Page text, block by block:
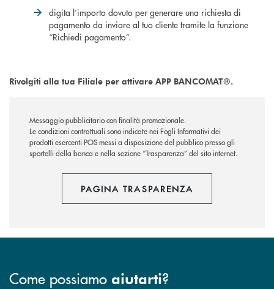
digita l’importo dovuto per generare una richiesta di
pagamento da inviare al tuo cliente tramite la funzione
“Richiedi pagamento”.
Rivolgiti alla tua Filiale per attivare APP BANCOMAT®.
Messaggio pubblicitario con finalità promozionale.
Le condizioni contrattuali sono indicate nei Fogli Informativi dei
prodotti esercenti POS messi a disposizione del pubblico presso gli
sportelli della banca e nella sezione “Trasparenza” del sito internet.
PAGINA TRASPARENZA
Come possiamo aiutarti?